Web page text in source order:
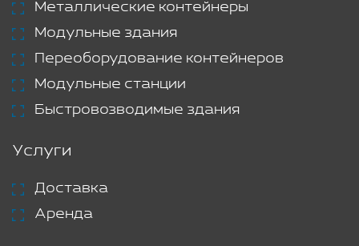
Металлические контейнеры
Модульные здания
Переоборудование контейнеров
Модульные станции
Быстровозводимые здания
Услуги
Доставка
Аренда